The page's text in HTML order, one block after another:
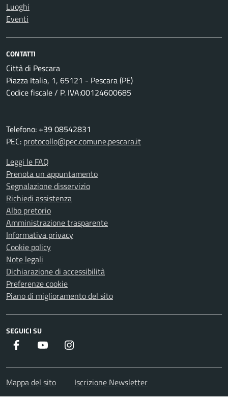
Luoghi
Eventi
CONTATTI
Città di Pescara
Piazza Italia, 1, 65121 - Pescara (PE)
Codice fiscale / P. IVA:00124600685
Telefono: +39 08542831
PEC: protocollo@pec.comune.pescara.it
Leggi le FAQ
Prenota un appuntamento
Segnalazione disservizio
Richiedi assistenza
Albo pretorio
Amministrazione trasparente
Informativa privacy
Cookie policy
Note legali
Dichiarazione di accessibilità
Preferenze cookie
Piano di miglioramento del sito
SEGUICI SU
Facebook Youtube
Mappa del sito Iscrizione Newsletter